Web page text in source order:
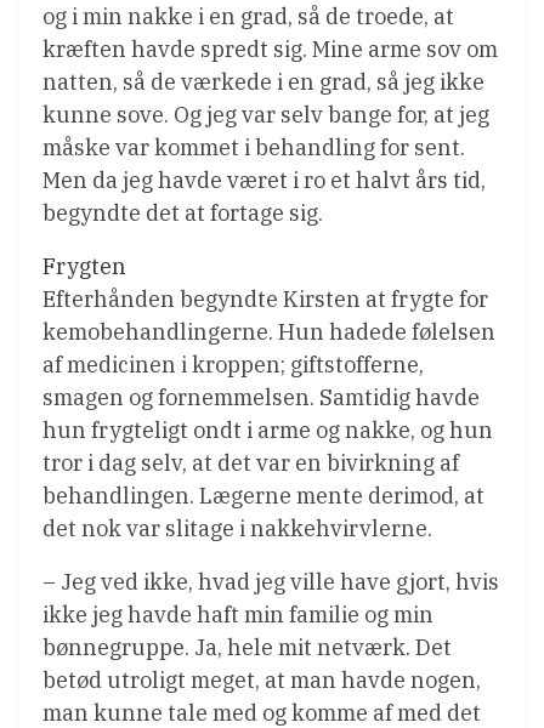
og i min nakke i en grad, så de troede, at
kræften havde spredt sig. Mine arme sov om
natten, så de værkede i en grad, så jeg ikke
kunne sove. Og jeg var selv bange for, at jeg
måske var kommet i behandling for sent.
Men da jeg havde været i ro et halvt års tid,
begyndte det at fortage sig.
Frygten
Efterhånden begyndte Kirsten at frygte for
kemobehandlingerne. Hun hadede følelsen
af medicinen i kroppen; giftstofferne,
smagen og fornemmelsen. Samtidig havde
hun frygteligt ondt i arme og nakke, og hun
tror i dag selv, at det var en bivirkning af
behandlingen. Lægerne mente derimod, at
det nok var slitage i nakkehvirvlerne.
– Jeg ved ikke, hvad jeg ville have gjort, hvis
ikke jeg havde haft min familie og min
bønnegruppe. Ja, hele mit netværk. Det
betød utroligt meget, at man havde nogen,
man kunne tale med og komme af med det